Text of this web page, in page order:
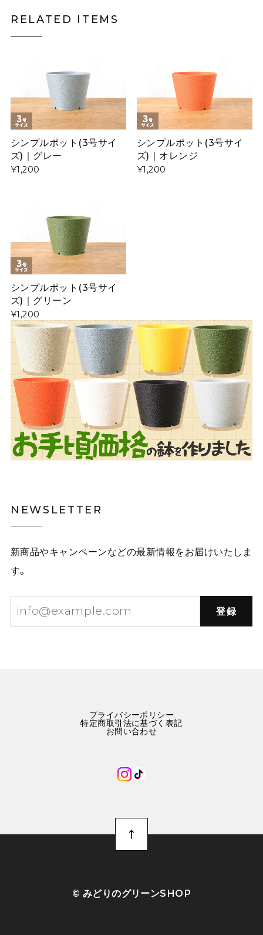
RELATED ITEMS
シンプルポット(3号サイ
ズ)｜グレー
¥1,200
シンプルポット(3号サイ
ズ)｜オレンジ
¥1,200
シンプルポット(3号サイ
ズ)｜グリーン
¥1,200
NEWSLETTER
新商品やキャンペーンなどの最新情報をお届けいたしま
す。
登録
プライバシーポリシー
特定商取引法に基づく表記
お問い合わせ
©︎ みどりのグリーンSHOP